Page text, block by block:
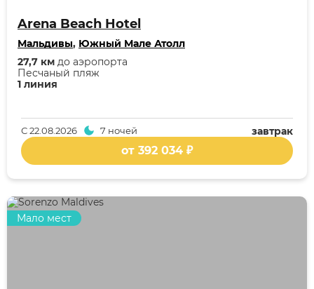
Arena Beach Hotel
Мальдивы, Южный Мале Атолл
1 линия
Песчаный пляж
27,7 км до аэропорта
завтрак
С22.08.2026 7 ночей
от 392 034 ₽
Мало мест